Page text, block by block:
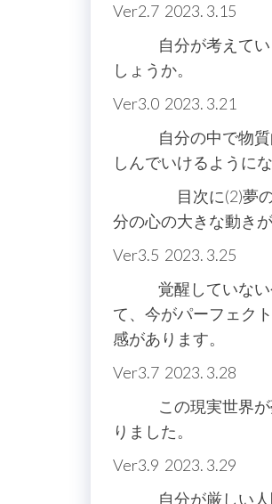
Ver2.7 2023. 3.15
自分が考えている
しょうか。
Ver3.0 2023. 3.21
自分の中で物質的
しんでいけるように
目次に(2)夢の変
分の心の大きな動き
Ver3.5 2023. 3.25
覚醒していない今
て、今がパーフェク
感があります。
Ver3.7 2023. 3.28
この現実世界が夢
りました。
Ver3.9 2023. 3.29
自分が厳しい人間